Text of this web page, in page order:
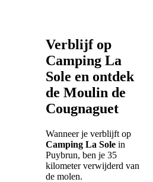
Verblijf op
Camping La
Soleen ontdek
de Moulin de
Cougnaguet
Wanneer je verblijft op
Camping La Sole in
Puybrun, ben je 35
kilometer verwijderd van
de molen.